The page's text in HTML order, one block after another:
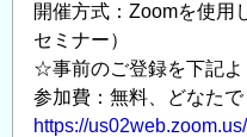
せ
の
開催方式：Zoomを使用
セミナー）
☆事前のご登録を下記よ
参加費：無料、どなたで
https://